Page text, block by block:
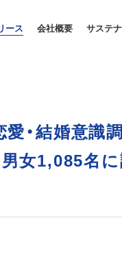
ース 会社概要 サステ
・結婚意
男女1,085名